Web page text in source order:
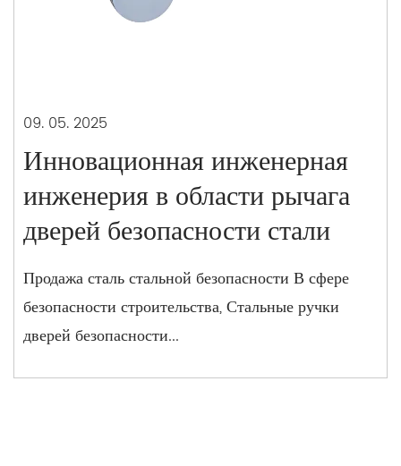
09. 05. 2025
Инновационная инженерная
инженерия в области рычага
дверей безопасности стали
Продажа сталь стальной безопасности В сфере
безопасности строительства, Стальные ручки
дверей безопасности...